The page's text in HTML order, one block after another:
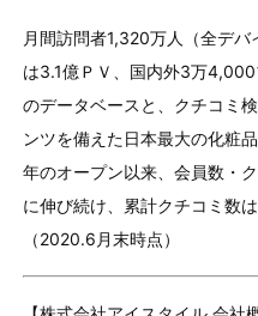
月間訪問者1,320万人（全デ
は3.1億ＰＶ、国内外3万
のデータベースと、クチコミ
ンツを備えた日本最大の化粧
年のオープン以来、会員数・
に伸び続け、累計クチコミ数
（2020.6月末時点）